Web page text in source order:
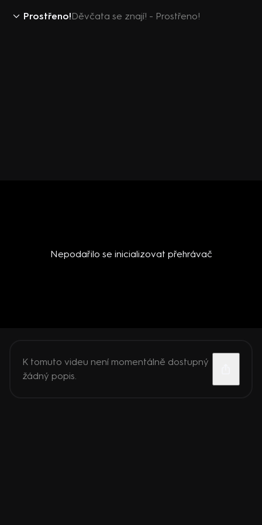
Prostřeno!Děvčata se znají! - Prostřeno!
Nepodařilo se inicializovat přehrávač
K tomuto videu není momentálně dostupný
žádný popis.